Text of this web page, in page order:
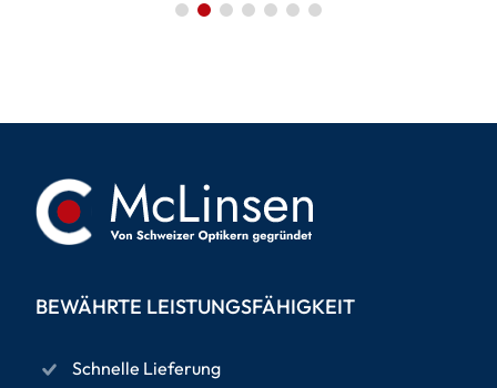
BEWÄHRTE LEISTUNGSFÄHIGKEIT
Schnelle Lieferung